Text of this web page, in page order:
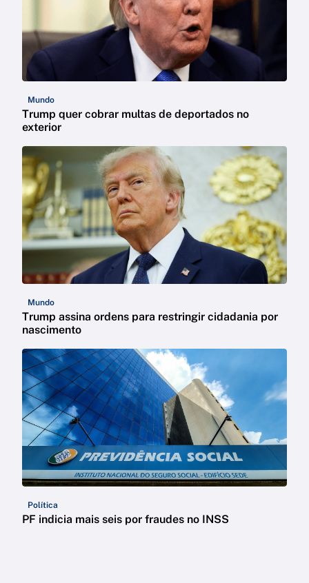
Mundo
Trump quer cobrar multas de deportados no
exterior
Mundo
Trump assina ordens para restringir cidadania por
nascimento
Política
PF indicia mais seis por fraudes no INSS